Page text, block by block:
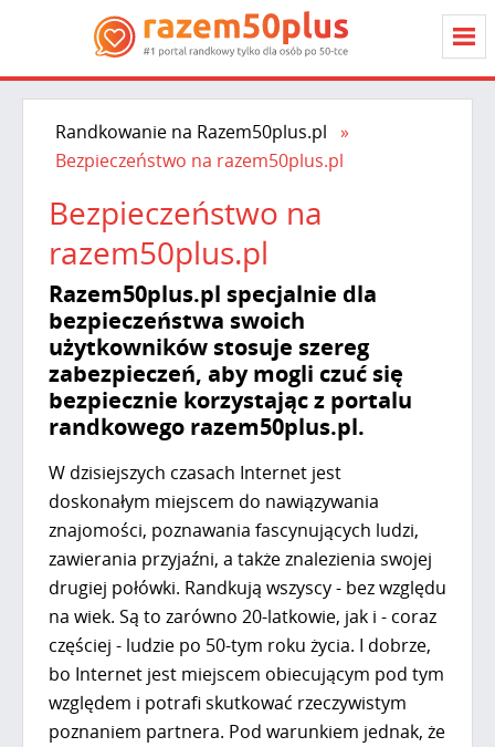
Randkowanie na Razem50plus.pl
Bezpieczeństwo na razem50plus.pl
Bezpieczeństwo na
razem50plus.pl
Razem50plus.pl specjalnie dla
bezpieczeństwa swoich
użytkowników stosuje szereg
zabezpieczeń, aby mogli czuć się
bezpiecznie korzystając z portalu
randkowego razem50plus.pl.
W dzisiejszych czasach Internet jest
doskonałym miejscem do nawiązywania
znajomości, poznawania fascynujących ludzi,
zawierania przyjaźni, a także znalezienia swojej
drugiej połówki. Randkują wszyscy - bez względu
na wiek. Są to zarówno 20-latkowie, jak i - coraz
częściej - ludzie po 50-tym roku życia. I dobrze,
bo Internet jest miejscem obiecującym pod tym
względem i potrafi skutkować rzeczywistym
poznaniem partnera. Pod warunkiem jednak, że